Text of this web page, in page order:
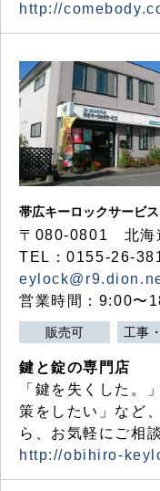
http://
帯広キーロックサービス
〒080-0801 北海
TEL：0155-26-
営業時間：9:00〜
販売可 工事
鍵と錠の専門店
「鍵を失くした。
策をしたい」など
ら、お気軽にご相
http://obihiro-